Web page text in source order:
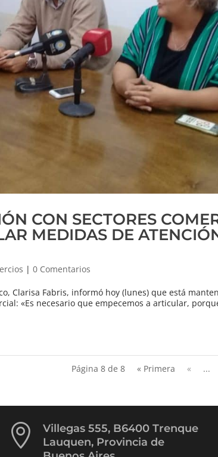
CON SECTORES
MEDIDAS DE
|0 Comentarios
Clarisa Fabris, informó hoy (lunes) que está
«Es necesario que empecemos a articular,
Página 8 de 8 « Primera « ...

Villegas 555, B6400 Trenque
Lauquen, Provincia de